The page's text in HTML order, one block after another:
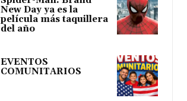
New Day ya es la
película más taquillera
del año
EVENTOS
COMUNITARIOS